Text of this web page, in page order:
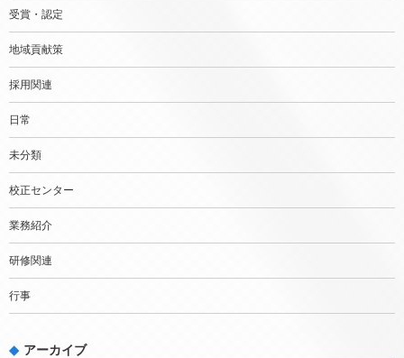
受賞・認定
地域貢献策
採用関連
日常
未分類
校正センター
業務紹介
研修関連
行事
アーカイブ